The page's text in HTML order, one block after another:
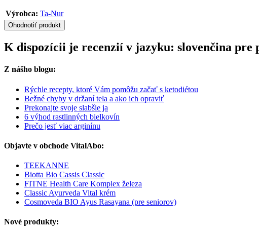
Výrobca: Ta-Nur
Ohodnotiť produkt
K dispozícii je recenzií v jazyku: slovenčina
Z nášho blogu:
Rýchle recepty, ktoré Vám pomôžu začať s ketodiétou
Bežné chyby v držaní tela a ako ich opraviť
Prekonajte svoje slabšie ja
6 výhod rastlinných bielkovín
Prečo jesť viac arginínu
Objavte v obchode VitalAbo:
TEEKANNE
Biotta Bio Cassis Classic
FITNE Health Care Komplex železa
Classic Ayurveda Vital krém
Cosmoveda BIO Ayus Rasayana (pre seniorov)
Nové produkty: